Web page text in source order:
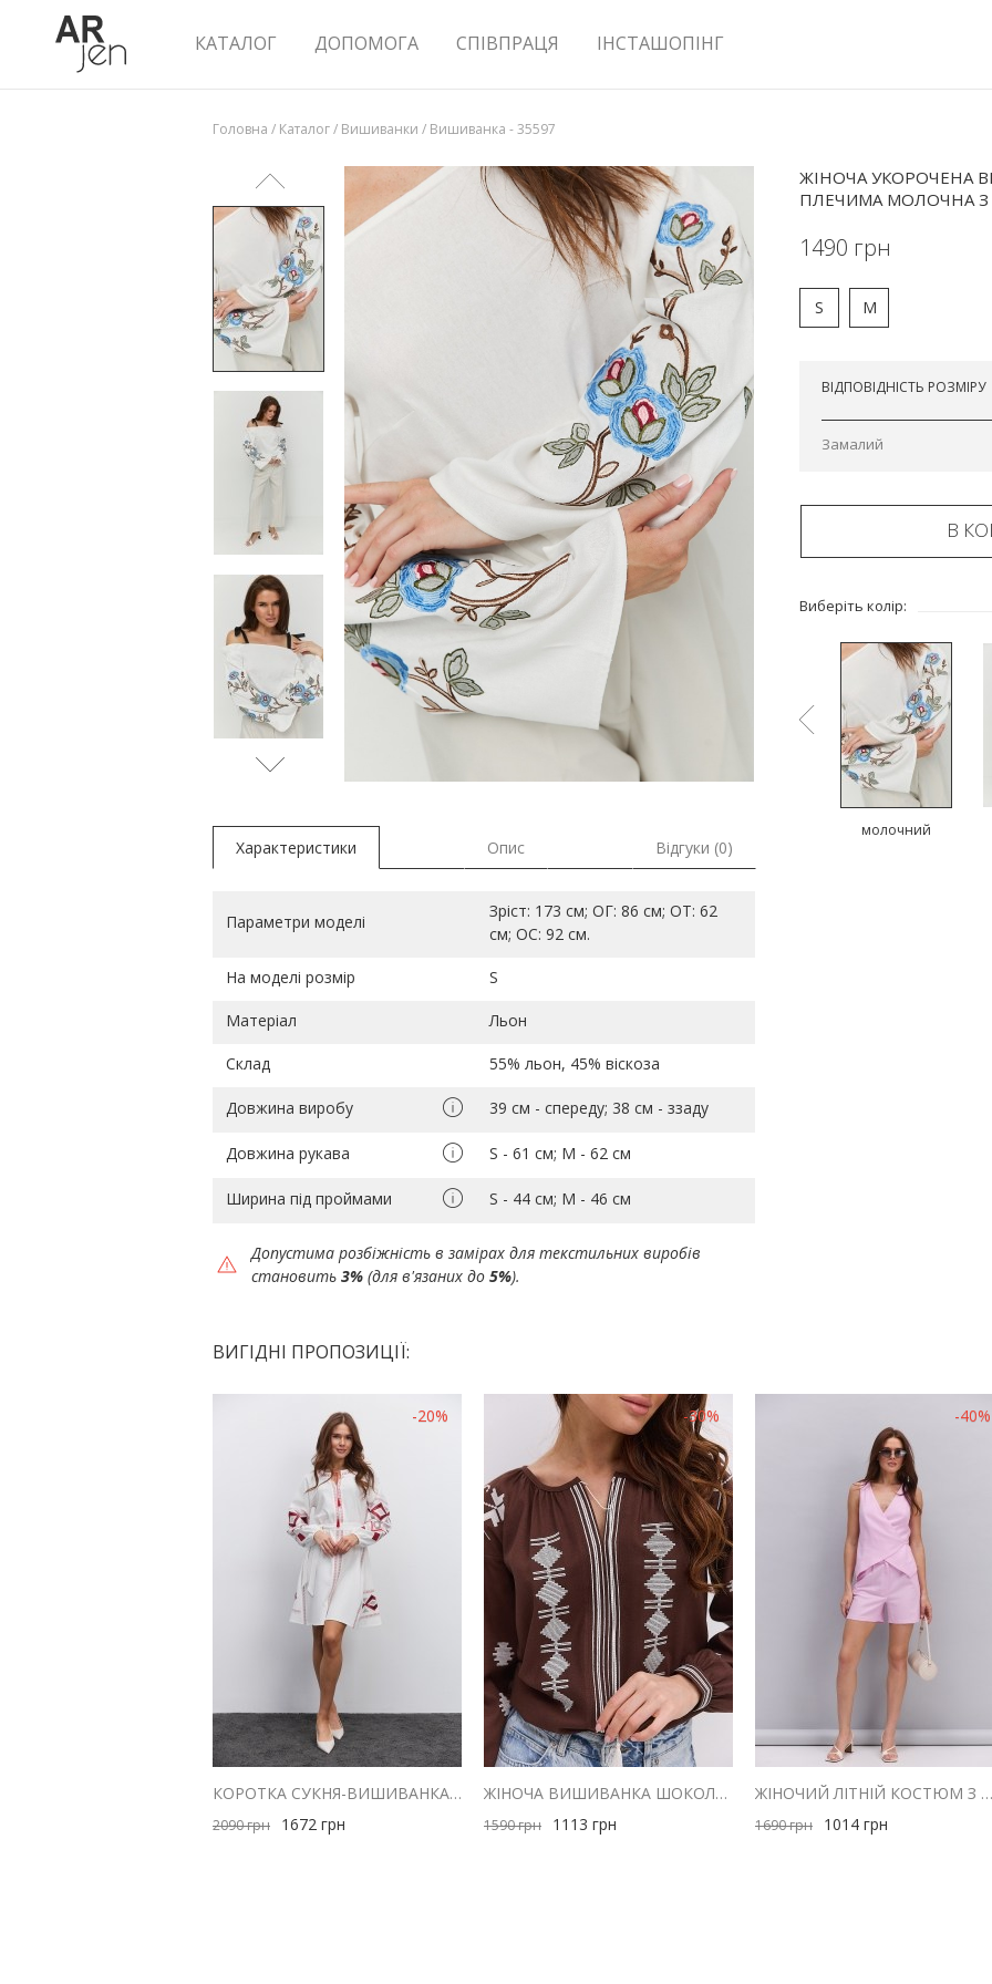
КАТАЛОГ ДОПОМОГА СПІВПРАЦЯ ІНСТАШОПІНГ
Головна / Каталог/ Вишиванки / Вишиванка - 35597
ЖІНОЧА УКОРОЧЕНА
ПЛЕЧИМА МОЛОЧНА З
1490 грн
S M
ВІДПОВІДНІСТЬ РОЗМІРУ
Замалий
В
Виберіть колір:
молочний
Характеристики Опис Відгуки (0)
Параметри моделі
Зріст: 173 см; ОГ: 86 см; ОТ: 62
см; ОС: 92 см.
На моделі розмір S
Матеріал Льон
Склад 55% льон, 45% віскоза
Довжина виробу 39 см - спереду; 38 см - ззаду
Довжина рукава S - 61 см; M - 62 см
Ширина під проймами S - 44 см; M - 46 см
Допустима розбіжність в замірах для текстильних виробів
становить 3% (для в'язаних до 5%).
ВИГІДНІ ПРОПОЗИЦІЇ:
-20%
КОРОТКА СУКНЯ-ВИШИВАНКА МОЛОЧНА З ЧЕРВОНОЮ ГЕОМЕТРІЄЮ ГЛАДДЮ
2090грн 1672 грн
-30%
ЖІНОЧА ВИШИВАНКА ШОКОЛАДНА З МОЛОЧНОЮ ГЕОМЕТРІЄЮ ГЛАДДЮ
1590грн 1113 грн
-40%
ЖІНОЧИЙ ЛІТНІЙ КОСТЮМ З ШОРТАМИ І ЖИЛЕТОМ З ЛЬОНУ РОЖЕВИЙ
1690грн 1014 грн